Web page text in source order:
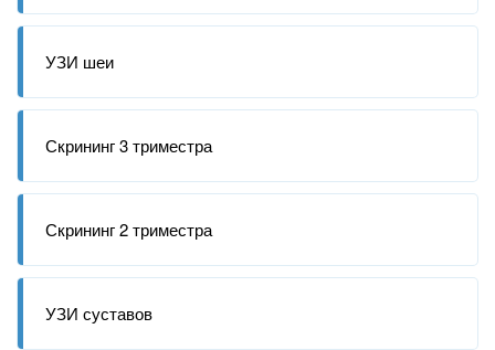
УЗИ шеи
Скрининг 3 триместра
Скрининг 2 триместра
УЗИ суставов